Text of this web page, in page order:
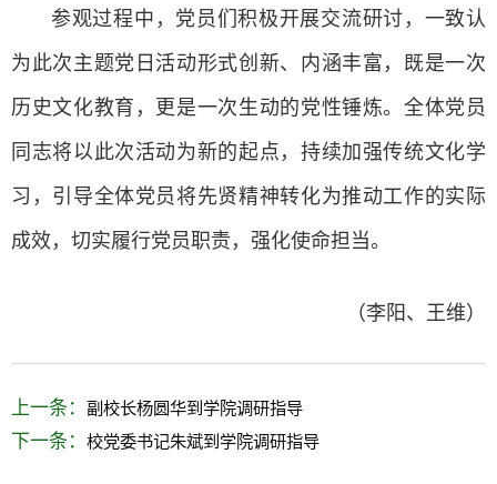
参观过程中，党员们积极开展交流研讨，一致认
为此次主题党日活动形式创新、内涵丰富，既是一次
历史文化教育，更是一次生动的党性锤炼。全体党员
同志将以此次活动为新的起点，持续加强传统文化学
习，引导全体党员将先贤精神转化为推动工作的实际
成效，切实履行党员职责，强化使命担当。
（李阳、王维）
上一条： 副校长杨圆华到学院调研指导
下一条： 校党委书记朱斌到学院调研指导